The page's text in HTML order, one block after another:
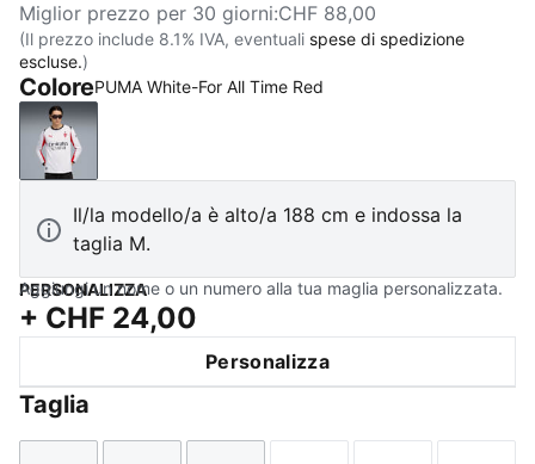
Miglior prezzo per 30 giorni:CHF 88,00
(Il prezzo include 8.1% IVA, eventuali spese di spedizione
escluse.)
ColorePUMA White-For All Time Red
PUMA White-For All Time Red
Il/la modello/a è alto/a 188 cm e indossa la
taglia M.
PERSONALIZZA
Aggiungi un nome o un numero alla tua maglia personalizzata.
+ CHF 24,00
Personalizza
Taglia